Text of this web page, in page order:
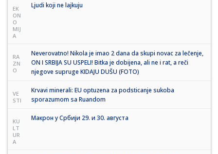
EK
ON
O
MIJ
A
Ljudi koji ne lajkuju
RA
ZN
O
Neverovatno! Nikola je imao 2 dana da skupi novac za lečenje,
ON I SRBIJA SU USPELI! Bitka je dobijena, ali ne i rat, a reči
njegove supruge KIDAJU DUŠU (FOTO)
VE
STI
Krvavi minerali: EU optuzena za podsticanje sukoba
sporazumom sa Ruandom
KU
LT
UR
A
Макрон у Србији 29. и 30. августа